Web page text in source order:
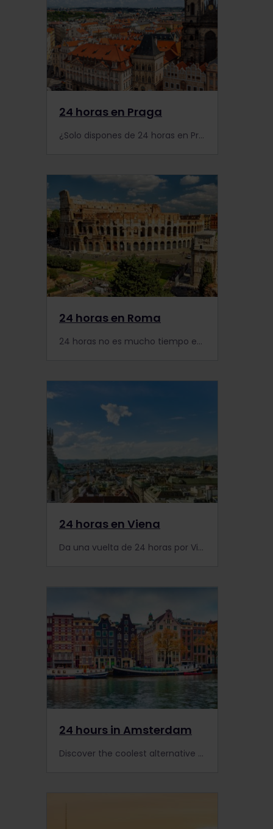
24 horas en Praga
¿Solo dispones de 24 horas en Praga? Deja que te enseñemos todos los lugares destacados y asegúrate de que tu fugaz visita a Praga se quede en el recuerdo para siempre.
24 horas en Roma
24 horas no es mucho tiempo en la Ciudad Eterna, pero hay mucho que ver en Roma. ¡Sigue nuestro itinerario para aprovechar al máximo tu visita!
24 horas en Viena
Da una vuelta de 24 horas por Viena con Interrail y ocupa el día con el mejor arte, palacios, café y mucho más.
24 hours in Amsterdam
Discover the coolest alternative places to visit during a trip to Amsterdam.